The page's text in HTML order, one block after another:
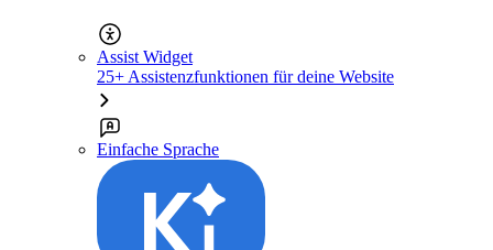
Assist Widget
25+ Assistenzfunktionen für deine Website
Einfache Sprache